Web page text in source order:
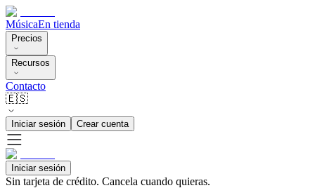
MúsicaEn tienda
Precios
Recursos
Contacto
🇪🇸
Iniciar sesión Crear cuenta
Iniciar sesión
Sin tarjeta de crédito. Cancela cuando quieras.